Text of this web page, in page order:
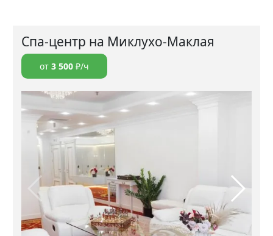
Спа-центр на Миклухо-Маклая
от 3 500 ₽/ч